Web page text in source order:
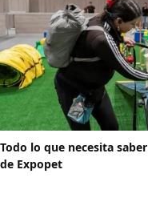
Todo lo que necesita
de Expopet